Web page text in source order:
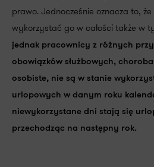
prawo. Jednocześnie oznacza to,
wykorzystać go w całości także w
jednak pracownicy z różnych
obowiązków służbowych,
osobiste, nie są w stanie
urlopowych w danym roku
niewykorzystane dni stają się
przechodząc na następny rok.